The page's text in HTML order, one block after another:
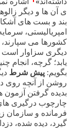
ی آن ها و دیگر
بند و بست های
امپریالیستی،
کشورها می
دیگری سزاوار است
یابد؛ گرچه، انجام
بگویم: پیش شرط
روشن از آنچه روی
بدیده گرفتن آزمون
چارچوب درگیری
فرمانده و سازمان
گیرد، دیده شده،